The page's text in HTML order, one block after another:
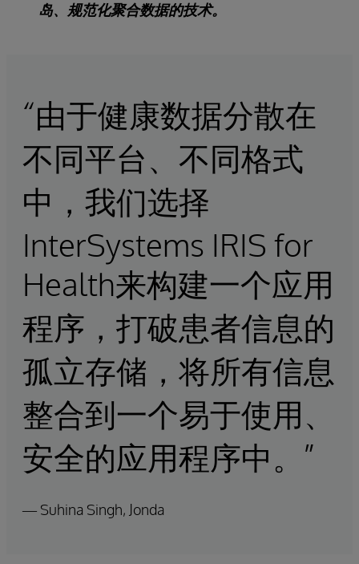
岛、规范化聚合数据的技术。
“由于健康数据分散在
不同平台、不同格式
中，我们选择
InterSystems IRIS for
Health来构建一个应用
程序，打破患者信息的
孤立存储，将所有信息
整合到一个易于使用、
安全的应用程序中。”
— Suhina Singh, Jonda